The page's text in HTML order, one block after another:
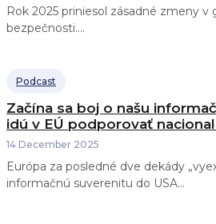
Rok 2025 priniesol zásadné zmeny v
bezpečnosti....
Podcast
Začína sa boj o našu
idú v EÚ podporovať
14 December 2025
Európa za posledné dve dekády
informačnú suverenitu do USA...